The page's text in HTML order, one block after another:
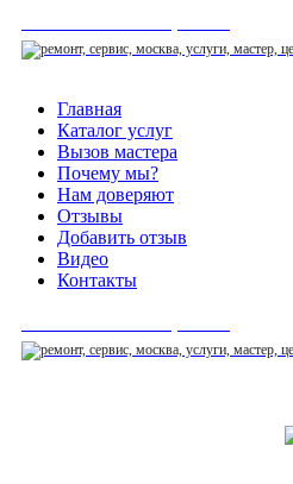
Главная
Каталог услуг
Вызов мастера
Почему мы?
Нам доверяют
Отзывы
Добавить отзыв
Видео
Контакты